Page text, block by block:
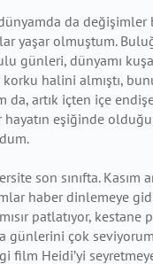
da değişimler
yaşar olmuştum.
günleri, dünyamı
halini almıştı,
da, artık içten içe
hayatın eşiğinde
son sınıfta. Kasım
haber dinlemeye
patlatıyor, kestane
günlerini çok
film Heidi’yi